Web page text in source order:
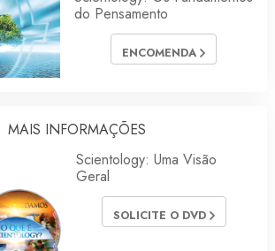
do Pensamento
ENCOMENDA
MAIS INFORMAÇÕES
Scientology: Uma Visão
Geral
SOLICITE O DVD